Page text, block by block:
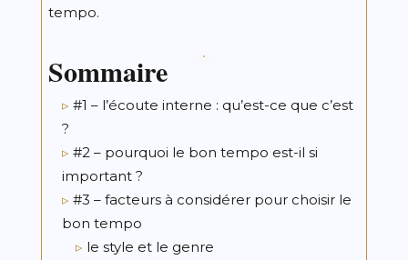
tempo.
Sommaire
#1 – l’écoute interne : qu’est-ce que c’est
?
#2 – pourquoi le bon tempo est-il si
important ?
#3 – facteurs à considérer pour choisir le
bon tempo
le style et le genre